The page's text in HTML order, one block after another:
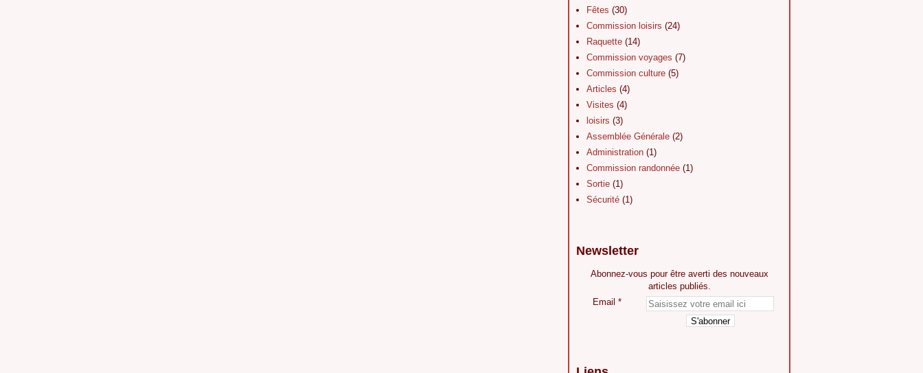
Fêtes (30)
Commission loisirs (24)
Raquette (14)
Commission voyages (7)
Commission culture (5)
Articles (4)
Visites (4)
loisirs (3)
Assemblée Générale (2)
Administration (1)
Commission randonnée (1)
Sortie (1)
Sécurité (1)
Newsletter
Abonnez-vous pour être averti des nouveaux
articles publiés.
Email